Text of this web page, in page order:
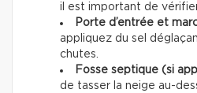
il est important de
Porte d’entrée et
appliquez du sel
chutes.
Fosse septique (si
de tasser la neige au-